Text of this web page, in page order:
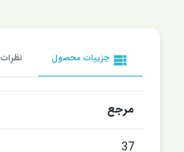
view_list جزییات محصول نظرات
مرجع
37